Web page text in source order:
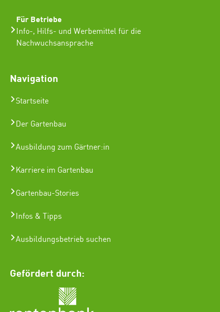
Für Betriebe
Info-, Hilfs- und Werbemittel für die
Nachwuchsansprache
Navigation
Startseite
Der Gartenbau
Ausbildung zum Gärtner:in
Karriere im Gartenbau
Gartenbau-Stories
Infos & Tipps
Ausbildungsbetrieb suchen
Gefördert durch: